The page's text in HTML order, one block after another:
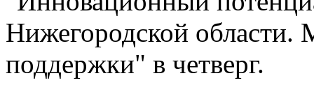
Нижегородской области.
поддержки" в четверг.